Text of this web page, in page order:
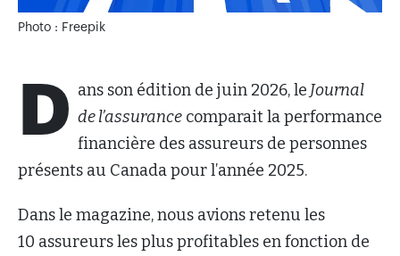
Photo : Freepik
D ans son édition de juin 2026, le Journal
de l’assurance comparait la performance
financière des assureurs de personnes
présents au Canada pour l’année 2025.
Dans le magazine, nous avions retenu les
10 assureurs les plus profitables en fonction de